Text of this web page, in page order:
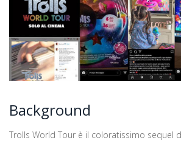
Background
Trolls World Tour è il coloratissimo sequel